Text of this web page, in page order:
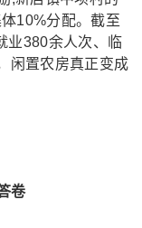
10%分配。截至
业380余人次、临
闲置农房真正变成
卷